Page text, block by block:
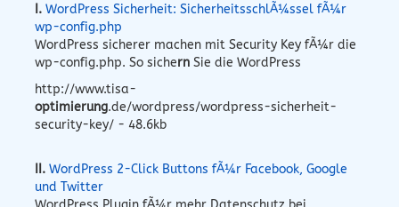
I. WordPress Sicherheit: SicherheitsschlÃ¼ssel fÃ¼r
wp-config.php
WordPress sicherer machen mit Security Key fÃ¼r die
wp-config.php. So sichern Sie die WordPress
http://www.tisa-
optimierung.de/wordpress/wordpress-sicherheit-
security-key/ - 48.6kb
II. WordPress 2-Click Buttons fÃ¼r Facebook, Google
und Twitter